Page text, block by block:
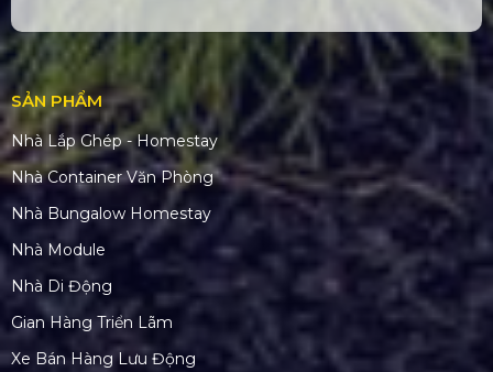
SẢN PHẨM
Nhà Lắp Ghép - Homestay
Nhà Container Văn Phòng
Nhà Bungalow Homestay
Nhà Module
Nhà Di Động
Gian Hàng Triển Lãm
Xe Bán Hàng Lưu Động